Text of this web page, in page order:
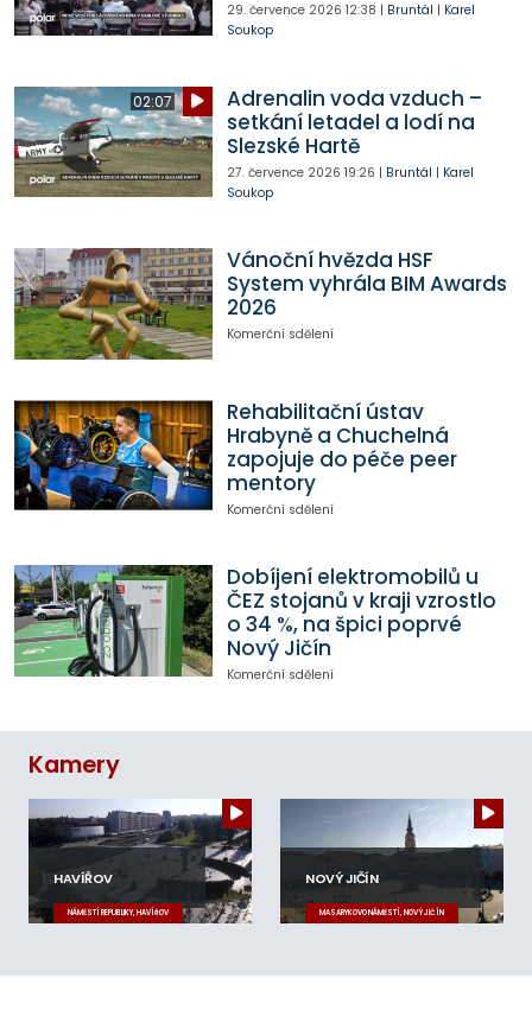
29. července 2026 12:38 | Bruntál | Karel
Soukop
02:07
Adrenalin voda vzduch –
setkání letadel a lodí na
Slezské Hartě
27. července 2026 19:26 | Bruntál | Karel
Soukop
Vánoční hvězda HSF
System vyhrála BIM Awards
2026
Komerční sdělení
Rehabilitační ústav
Hrabyně a Chuchelná
zapojuje do péče peer
mentory
Komerční sdělení
Dobíjení elektromobilů u
ČEZ stojanů v kraji vzrostlo
o 34 %, na špici poprvé
Nový Jičín
Komerční sdělení
Kamery
HAVÍŘOV
NÁMĚSTÍ REPUBLIKY, HAVÍŘOV
NOVÝ JIČÍN
MASARYKOVO NÁMĚSTÍ, NOVÝ JIČÍN